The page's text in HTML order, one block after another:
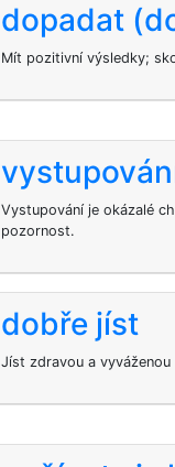
dopadat
Mít pozitivní výsledky;
Vystupování je okázalé
pozornost.
dobře jíst
Jíst zdravou a